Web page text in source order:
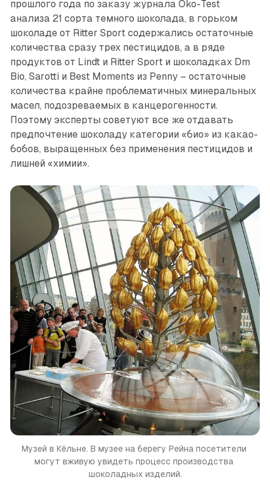
прошлого года по заказу журнала Öko-Test
анализа 21 сорта темного шоколада, в горьком
шоколаде от Ritter Sport содержались остаточные
количества сразу трех пестицидов, а в ряде
продуктов от Lindt и Ritter Sport и шоколадках Dm
Bio, Sarotti и Best Moments из Penny – остаточные
количества крайне проблематичных минеральных
масел, подозреваемых в канцерогенности.
Поэтому эксперты советуют все же отдавать
предпочтение шоколаду категории «био» из какао-
бобов, выращенных без применения пестицидов и
лишней «химии».
Музей в Кёльне. В музее на берегу Рейна посетители
могут вживую увидеть процесс производства
шоколадных изделий.